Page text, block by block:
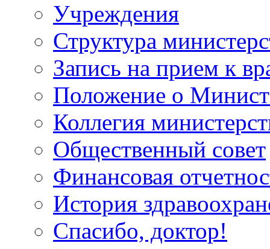
Учреждения
Структура
Запись на прием к
Положение о
Коллегия
Общественный совет
Финансовая
История
Спасибо, доктор!